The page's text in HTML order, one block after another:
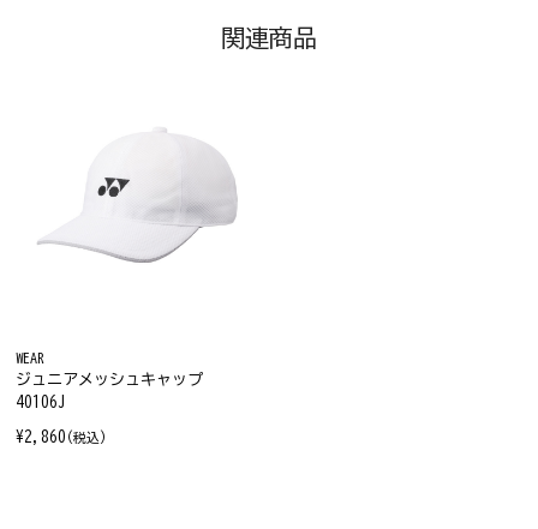
関連商品
WEAR
ジュニアメッシュキャップ
40106J
¥2,860 (税込)